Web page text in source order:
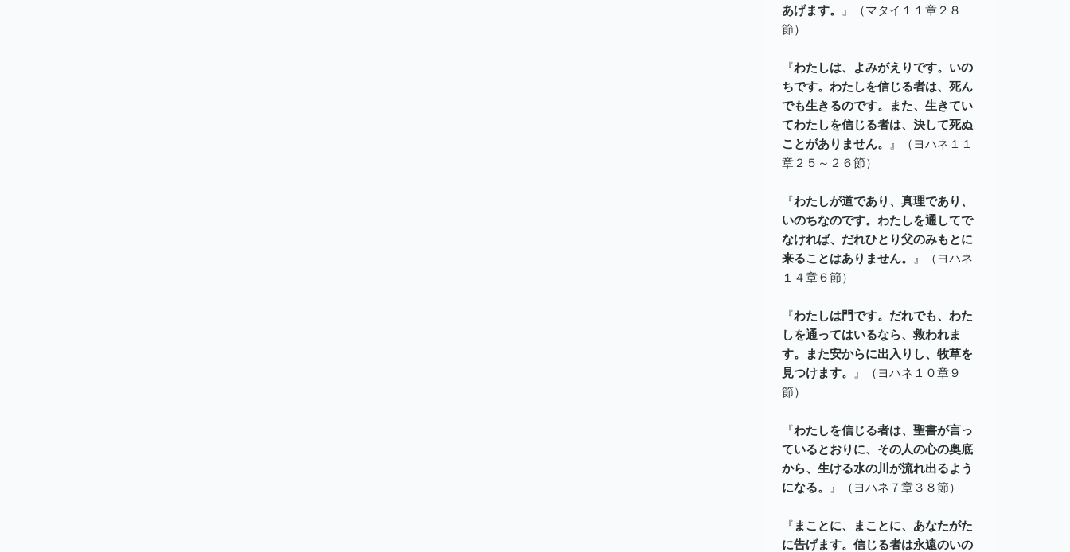
あげます。
』（マタイ１１章２８
節）
『わたしは、よみがえりです。いの
ちです。わたしを信じる者は、死ん
でも生きるのです。また、生きてい
てわたしを信じる者は、決して死ぬ
ことがありません。
』（ヨハネ１１
章２５～２６節）
『わたしが道であり、真理であり、
いのちなのです。わたしを通してで
なければ、だれひとり父のみもとに
来ることはありません。
』（ヨハネ
１４章６節）
『わたしは門です。だれでも、わた
しを通ってはいるなら、救われま
す。また安からに出入りし、牧草を
見つけます。
』（ヨハネ１０章９
節）
『わたしを信じる者は、聖書が言っ
ているとおりに、その人の心の奥底
から、生ける水の川が流れ出るよう
になる。
』（ヨハネ７章３８節）
『 まことに、まことに、あなたがた
に告げます。信じる者は永遠のいの